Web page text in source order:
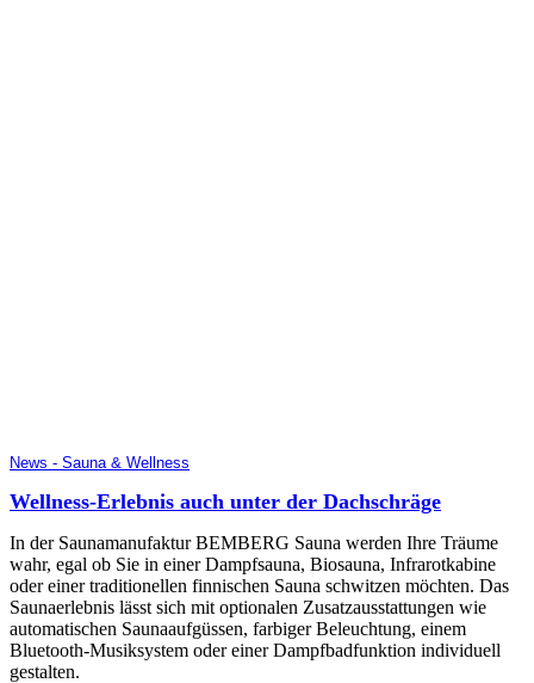
News - Sauna & Wellness
Wellness-Erlebnis auch unter der Dachschräge
In der Saunamanufaktur BEMBERG Sauna werden Ihre Träume
wahr, egal ob Sie in einer Dampfsauna, Biosauna, Infrarotkabine
oder einer traditionellen finnischen Sauna schwitzen möchten. Das
Saunaerlebnis lässt sich mit optionalen Zusatzausstattungen wie
automatischen Saunaaufgüssen, farbiger Beleuchtung, einem
Bluetooth-Musiksystem oder einer Dampfbadfunktion individuell
gestalten.